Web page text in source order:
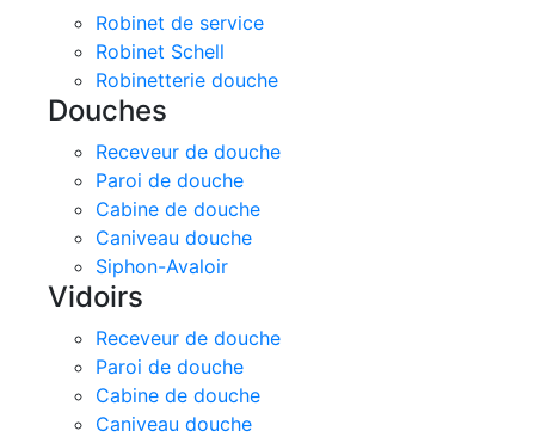
Robinet de service
Robinet Schell
Robinetterie douche
Douches
Receveur de douche
Paroi de douche
Cabine de douche
Caniveau douche
Siphon-Avaloir
Vidoirs
Receveur de douche
Paroi de douche
Cabine de douche
Caniveau douche